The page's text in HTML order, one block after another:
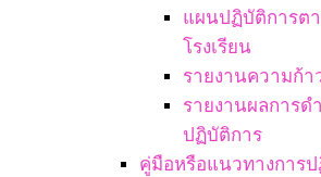
แผนปฏิบัติการต
โรงเรียน
รายงานความก้า
รายงานผลการ
ปฏิบัติการ
คู่มือหรือแนวทางการ